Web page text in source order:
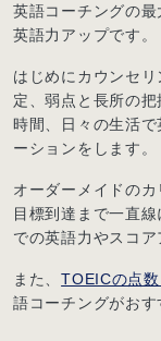
英語コーチングの
英語力アップです。
はじめにカウンセ
定、弱点と長所の
時間、日々の生活
ーションをします。
オーダーメイドのカ
目標到達まで一直
での英語力やスコア
また、TOEICの点
語コーチングがおす